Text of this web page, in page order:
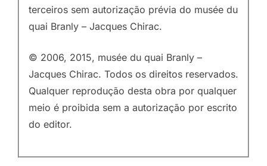
terceiros sem autorização prévia do musée du
quai Branly – Jacques Chirac.
© 2006, 2015, musée du quai Branly –
Jacques Chirac. Todos os direitos reservados.
Qualquer reprodução desta obra por qualquer
meio é proibida sem a autorização por escrito
do editor.